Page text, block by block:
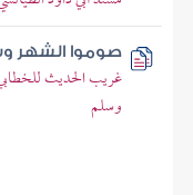
صوموا الشهر
غريب الحديث
وسلم